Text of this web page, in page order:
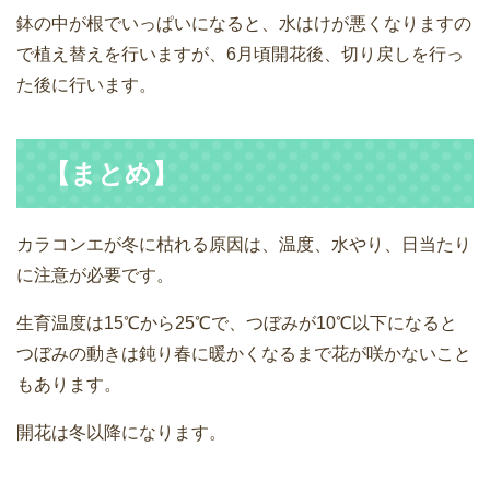
鉢の中が根でいっぱいになると、水はけが悪くなりますの
で植え替えを行いますが、6月頃開花後、切り戻しを行っ
た後に行います。
【まとめ】
カラコンエが冬に枯れる原因は、温度、水やり、日当たり
に注意が必要です。
生育温度は15℃から25℃で、つぼみが10℃以下になると
つぼみの動きは鈍り春に暖かくなるまで花が咲かないこと
もあります。
開花は冬以降になります。